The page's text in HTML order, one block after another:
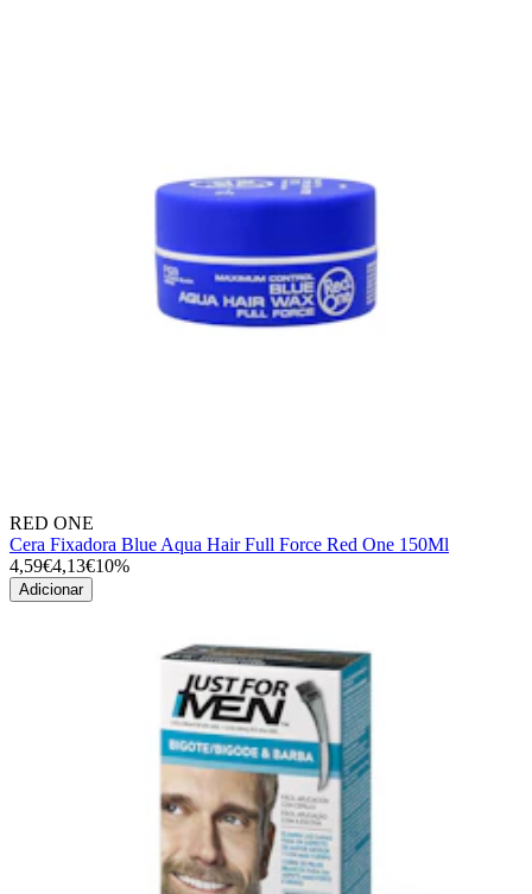
RED ONE
Cera Fixadora Blue Aqua Hair Full Force Red One 150Ml
4,59€4,13€10%
Adicionar